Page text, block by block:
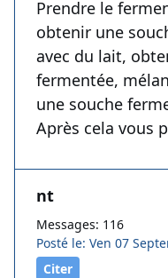
Prendre le
obtenir une
avec du lait,
fermentée,
une souche
Après cela vous
nt
Messages: 116
Posté le: Ven 07
Citer